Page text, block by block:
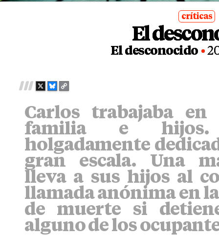
posted
in
críticas
El
El desconocido
X
B
U
E
S
K
Y
C
Y
L
I
N
Carlos trabajaba
familia e
holgadamente
gran escala. Una
lleva a sus hijos al
llamada anónima en
de muerte si
alguno de los